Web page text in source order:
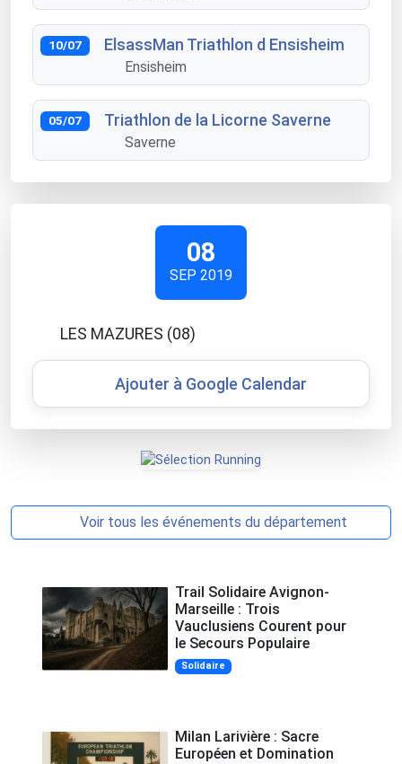
10/07 ElsassMan Triathlon d Ensisheim
Ensisheim
05/07 Triathlon de la Licorne Saverne
Saverne
08
SEP 2019
LES MAZURES (08)
Ajouter à Google Calendar
Voir tous les événements du département
Trail Solidaire Avignon-
Marseille : Trois
Vauclusiens Courent pour
le Secours Populaire
Solidaire
Milan Larivière : Sacre
Européen et Domination